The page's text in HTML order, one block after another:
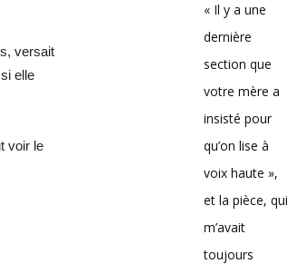
versait
elle
voir le
« Il y a une
dernière
section que
votre mère a
insisté pour
qu’on lise à
voix haute »,
et la pièce, qui
m’avait
toujours